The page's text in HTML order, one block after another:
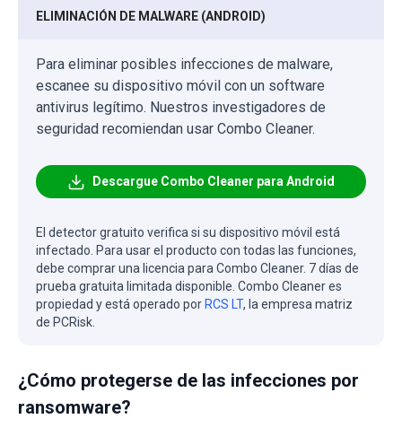
ELIMINACIÓN DE MALWARE (ANDROID)
Para eliminar posibles infecciones de malware,
escanee su dispositivo móvil con un software
antivirus legítimo. Nuestros investigadores de
seguridad recomiendan usar Combo Cleaner.
Descargue Combo Cleaner para Android
El detector gratuito verifica si su dispositivo móvil está
infectado. Para usar el producto con todas las funciones,
debe comprar una licencia para Combo Cleaner. 7 días de
prueba gratuita limitada disponible. Combo Cleaner es
propiedad y está operado por RCS LT, la empresa matriz
de PCRisk.
¿Cómo protegerse de las infecciones por
ransomware?